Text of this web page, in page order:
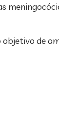
objetivo de